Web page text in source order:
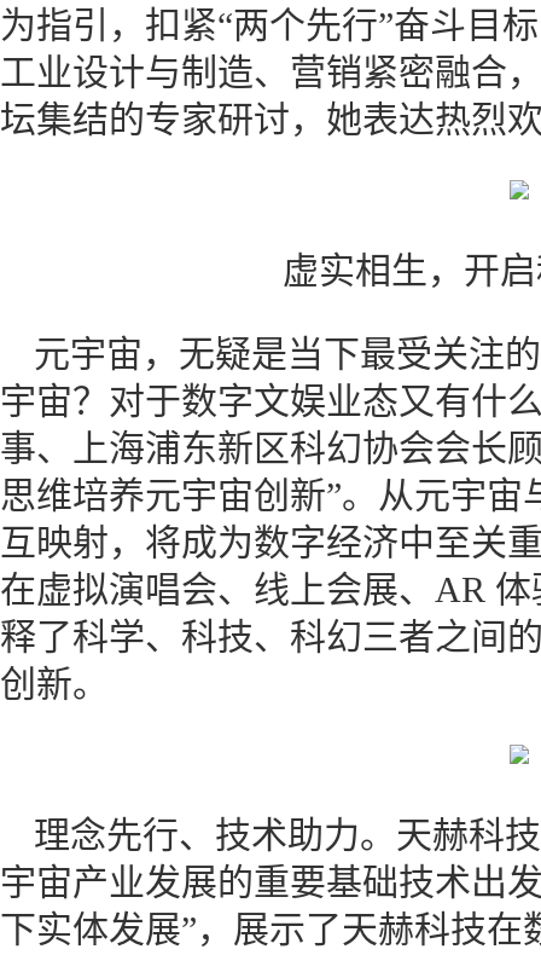
为指引，扣紧“两个先行”奋斗目
工业设计与制造、营销紧密融合
坛集结的专家研讨，她表达热烈
虚实相生，开
元宇宙，无疑是当下最受关注
宇宙？对于数字文娱业态又有什
事、上海浦东新区科幻协会会长
思维培养元宇宙创新”。从元宇
互映射，将成为数字经济中至关
在虚拟演唱会、线上会展、AR
释了科学、科技、科幻三者之间
创新。
理念先行、技术助力。天赫科
宇宙产业发展的重要基础技术出
下实体发展”，展示了天赫科技